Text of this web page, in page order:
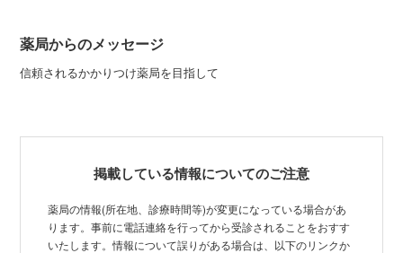
薬局からのメッセージ
信頼されるかかりつけ薬局を目指して
掲載している情報についてのご注意
薬局の情報(所在地、診療時間等)が変更になっている場合があ
ります。事前に電話連絡を行ってから受診されることをおすす
いたします。情報について誤りがある場合は、以下のリンクか